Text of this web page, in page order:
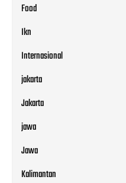
Food
Ikn
Internasional
jakarta
Jakarta
jawa
Jawa
Kalimantan